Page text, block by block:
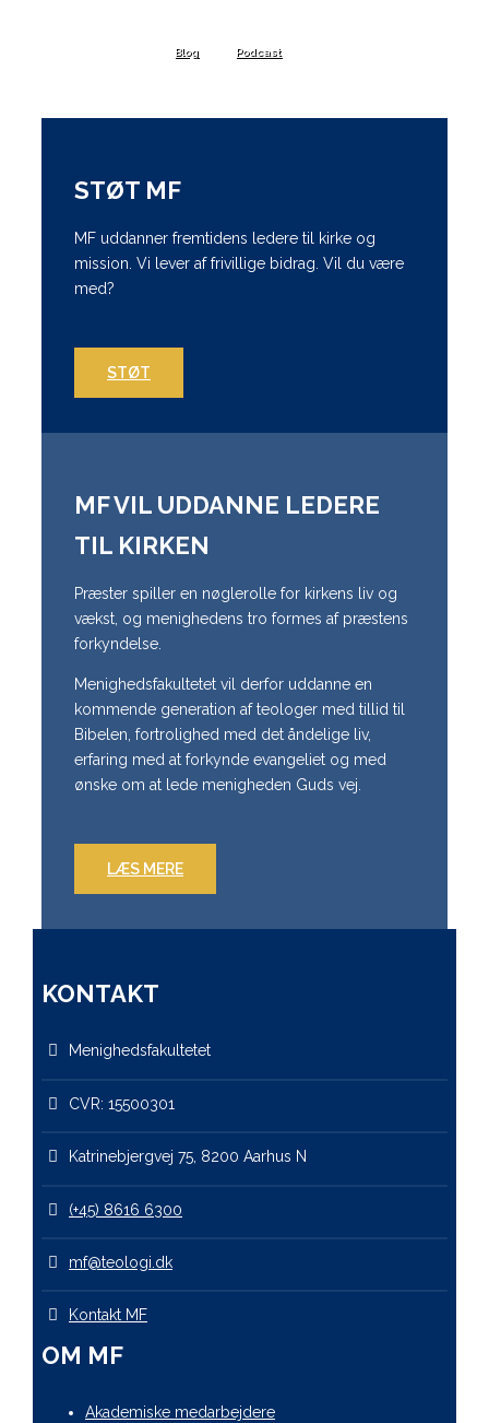
Blog Podcast
STØT MF
MF uddanner fremtidens ledere til kirke og
mission. Vi lever af frivillige bidrag. Vil du være
med?
STØT
MF VIL UDDANNE LEDERE
TIL KIRKEN
Præster spiller en nøglerolle for kirkens liv og
vækst, og menighedens tro formes af præstens
forkyndelse.
Menighedsfakultetet vil derfor uddanne en
kommende generation af teologer med tillid til
Bibelen, fortrolighed med det åndelige liv,
erfaring med at forkynde evangeliet og med
ønske om at lede menigheden Guds vej.
LÆS MERE
KONTAKT
Menighedsfakultetet
CVR: 15500301
Katrinebjergvej 75, 8200 Aarhus N
(+45) 8616 6300
mf@teologi.dk
Kontakt MF
OM MF
Akademiske medarbejdere